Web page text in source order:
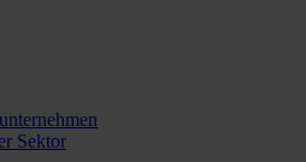
Sektor